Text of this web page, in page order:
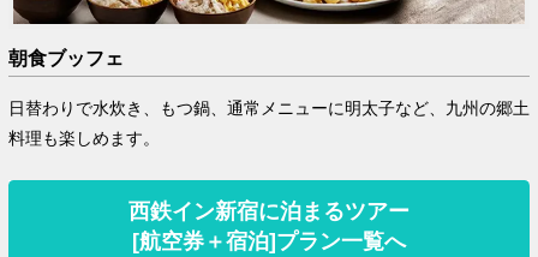
朝食ブッフェ
日替わりで水炊き、もつ鍋、通常メニューに明太子など、九州の郷土
料理も楽しめます。
西鉄イン新宿に泊まるツアー
[航空券＋宿泊]プラン一覧へ